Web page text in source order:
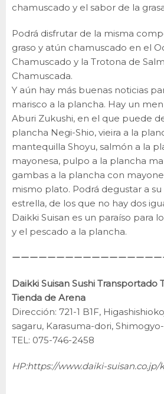
chamuscado y el sabor de la
Podrá disfrutar de la misma
graso y atún chamuscado en el
Chamuscado y la Trotona de
Chamuscada.
Y aún hay más buenas noticias
marisco a la plancha. Hay un
Aburi Zukushi, en el que puede
plancha Negi-Shio, vieira a la
mantequilla Shoyu, salmón a la
mayonesa, pulpo a la plancha
gambas a la plancha con
mismo plato. Podrá degustar a
estrella, de los que no hay dos
Daikki Suisan es un paraíso para
y el pescado a la plancha.
ーーーーーーーーーーーーーーーー
Daikki Suisan Sushi Transportado
Tienda de Arena
Dirección: 721-1 B1F,
sagaru, Karasuma-dori,
TEL: 075-746-2458
HP:https://www.daiki-suisan.co.jp/